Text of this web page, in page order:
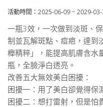
活動時間：2025-06-09 ~ 2029-
一瓶3效，一次做到淡斑、
制並瓦解斑點、痘疤，達到
櫸精粹」，能提高肌膚含水
瓶，全臉淨白透亮。
改善五大無效美白困擾：
困擾一：用了美白卻覺得保
困擾二：想打雷射，但是怕